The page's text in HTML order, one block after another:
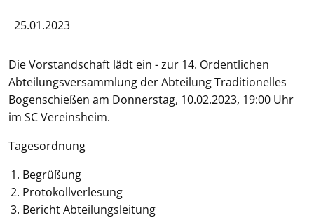
BOGENSCHIESSEN
25.01.2023
Die Vorstandschaft lädt ein - zur 14. Ordentlichen
Abteilungsversammlung der Abteilung Traditionelles
Bogenschießen am Donnerstag, 10.02.2023, 19:00 Uhr
im SC Vereinsheim.
Tagesordnung
Begrüßung
Protokollverlesung
Bericht Abteilungsleitung